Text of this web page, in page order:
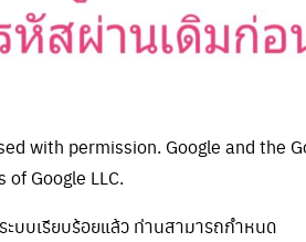
with permission. Google and the
Google LLC.
ะบบเรียบร้อยแล้ว ท่านสามารถกำหนด